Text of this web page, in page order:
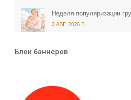
Неделя популяризации
3 АВГ. 2026 Г.
Блок баннеров